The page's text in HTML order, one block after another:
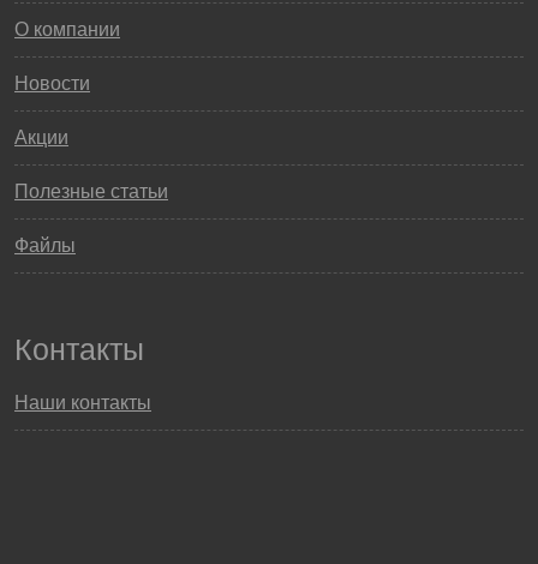
О компании
Новости
Акции
Полезные статьи
Файлы
Контакты
Наши контакты